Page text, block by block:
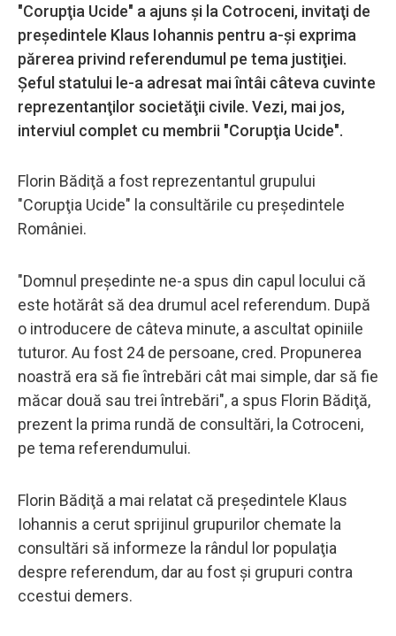
"Corupţia Ucide" a ajuns şi la Cotroceni, invitaţi de
preşedintele Klaus Iohannis pentru a-şi exprima
părerea privind referendumul pe tema justiţiei.
Şeful statului le-a adresat mai întâi câteva cuvinte
reprezentanţilor societăţii civile. Vezi, mai jos,
interviul complet cu membrii "Corupţia Ucide".
Florin Bădiţă a fost reprezentantul grupului
"Corupţia Ucide" la consultările cu preşedintele
României.
"Domnul preşedinte ne-a spus din capul locului că
este hotărât să dea drumul acel referendum. După
o introducere de câteva minute, a ascultat opiniile
tuturor. Au fost 24 de persoane, cred. Propunerea
noastră era să fie întrebări cât mai simple, dar să fie
măcar două sau trei întrebări", a spus Florin Bădiţă,
prezent la prima rundă de consultări, la Cotroceni,
pe tema referendumului.
Florin Bădiţă a mai relatat că preşedintele Klaus
Iohannis a cerut sprijinul grupurilor chemate la
consultări să informeze la rândul lor populaţia
despre referendum, dar au fost şi grupuri contra
ccestui demers.